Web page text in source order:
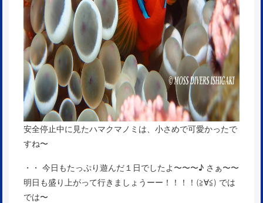
安全停止中に見たハマクマノミは、小さめで可愛かったで
すね〜
・・ 今日もたっぷり遊んだ１日でしたよ〜〜〜♪ さぁ〜〜
明日も盛り上がって行きましょうーー！！！！(≧∀≦) では
では〜